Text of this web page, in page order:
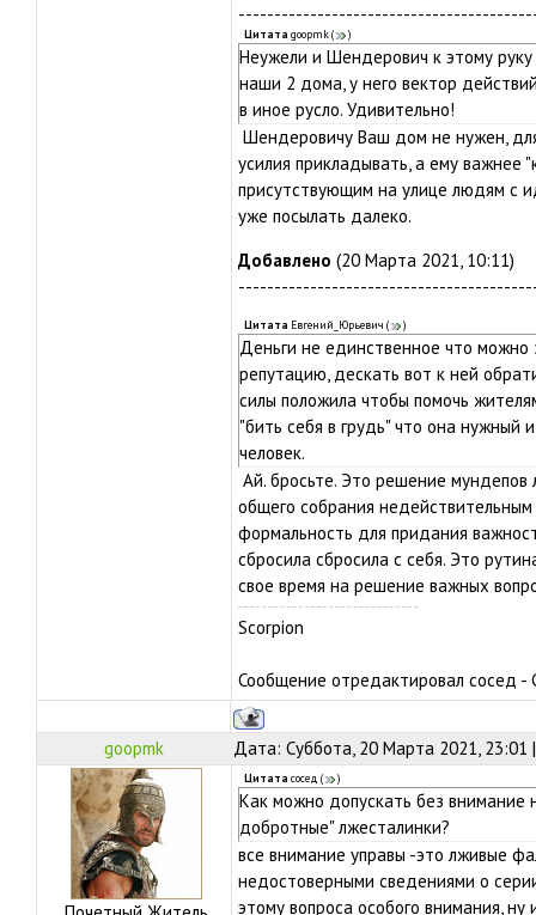
Цитата goopmk( )
Неужели и Шендерович к этому
наши 2 дома, у него вектор
в иное русло. Удивительно!
Шендеровичу Ваш дом не нужен,
усилия прикладывать, а ему важнее
присутствующим на улице людям с
уже посылать далеко.
Добавлено (20 Марта 2021, 10:11)
Цитата Евгений_Юрьевич ( )
Деньги не единственное что
репутацию, дескать вот к ней
силы положила чтобы помочь
"бить себя в грудь" что она
человек.
Ай. бросьте. Это решение мундепов
общего собрания
формальность для придания
сбросила сбросила с себя. Это
свое время на решение важных
Scorpion
Сообщение отредактировал сосед -
goopmk Дата: Суббота, 20 Марта 2021,
Цитата сосед ( )
Как можно допускать без внимание
добротные" лжесталинки?
все внимание управы -это лживые
недостоверными сведениями о
этому вопроса особого внимания,